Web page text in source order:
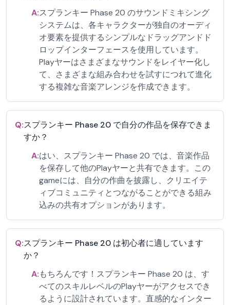
A:スプランキー Phase 20 のサウンドミキシング
システムは、各キャラクターが独自のオーディ
オ要素を提供するシンプルなドラッグアンドド
ロップインターフェースを使用しています。
Playヤーはさまざまなサウンドをレイヤー化し
て、さまざまな組み合わせを試すにつれて進化
する複雑な音楽アレンジを作成できます。
Q:スプランキー Phase 20 で自分の作品を保存できま
すか？
A:はい、スプランキー Phase 20 では、音楽作品
を保存して他のPlayヤーと共有できます。この
gameには、自分の作曲を披露し、クリエイテ
ィブコミュニティとつながることができる組み
込みの共有オプションがあります。
Q:スプランキー Phase 20 は初心者に適しています
か？
A:もちろんです！スプランキー Phase 20 は、す
べてのスキルレベルのPlayヤーがアクセスでき
るように設計されています。直感的なインター